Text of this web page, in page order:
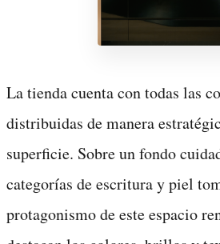
La tienda cuenta con todas las
distribuidas de manera
superficie. Sobre un fondo
categorías de escritura y piel
protagonismo de este espacio